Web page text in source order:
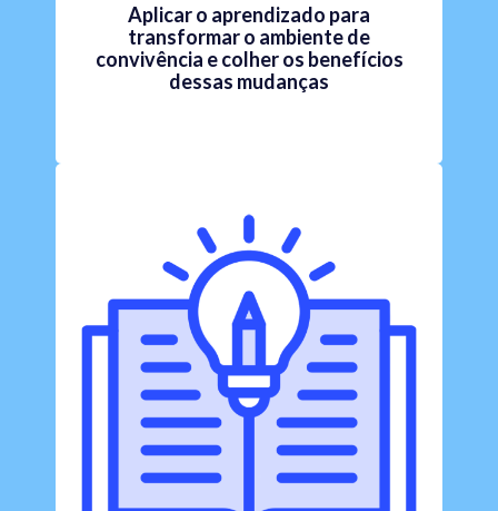
Aplicar o aprendizado para
transformar o ambiente de
convivência e colher os benefícios
dessas mudanças